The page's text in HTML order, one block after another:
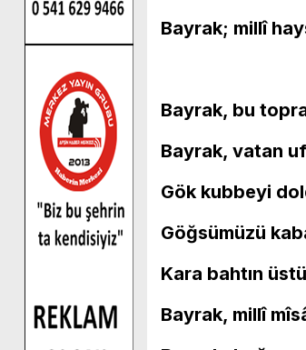
Bayrak; millî
Bayrak, bu
Bayrak, vatan
Gök kubbeyi
Göğsümüzü
Kara bahtın
Bayrak, millî